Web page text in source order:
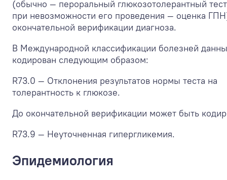
(обычно — пероральный глюкозотолерантный
при невозможности его проведения — оценка
окончательной верификации диагноза.
В Международной классификации болезней
кодирован следующим образом:
R73.0 — Отклонения результатов нормы теста на
толерантность к глюкозе.
До окончательной верификации может быть
R73.9 — Неуточненная гипергликемия.
Эпидемиология